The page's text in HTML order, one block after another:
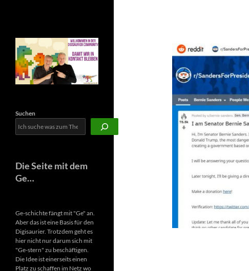
Suchen
Die Seite mit dem
Ge…
Ge-schichte fängt mit "Ge" an.
Aber das ist eine Basis für den
Digisaurier. Trotzdem geht es
hier nicht nur darum sich mit
"Ge-stern" zu beschäftigen.
Die Idee ist einerseits einen
Platz zu schaffen im Netz wo